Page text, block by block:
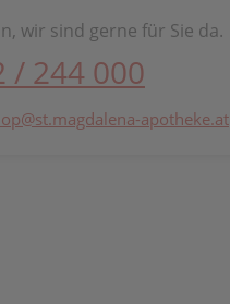
wir sind gerne für Sie da.
/ 244 000
apotheke.at